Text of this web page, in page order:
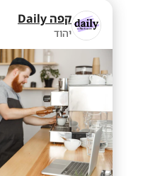
קפה Daily
יהוד